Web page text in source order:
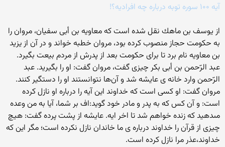
آیه ۱۰۰ سوره توبه درباره چه افرادیه؟!
از يوسف بن ماهك نقل شده است كه معاويه بن أبى سفيان، مروان را
به حكومت حجاز منصوب كرده بود، مروان خطبه خواند و در آن از يزيد
بن معاويه نام برد تا براى حكومت بعد از پدرش از مردم بيعت بگيرد.
عبد الرّحمن بن أبى بكر چيزى گفت، مروان گفت: او را بگيريد. عبد
الرّحمن وارد خانه ی عایشه شد و آن‌ها نتوانستند او را دستگير كنند.
مروان گفت: او كسى است كه خداوند اين آيه را درباره او نازل كرده
است: و آن كس كه به پدر و مادر خود گويد:اف بر شما، آيا به من وعده
مى‏دهيد كه زنده خواهم شد تا اخر ایه. عایشه از پشت پرده گفت: هيچ
چيزى از قرآن را خداوند درباره ی ما خاندان نازل نکرده است؛ مگر اين كه
خداوند،عذر مرا نازل كرده است.